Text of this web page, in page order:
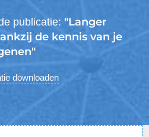
publicatie: "Langer
de kennis van je
downloaden